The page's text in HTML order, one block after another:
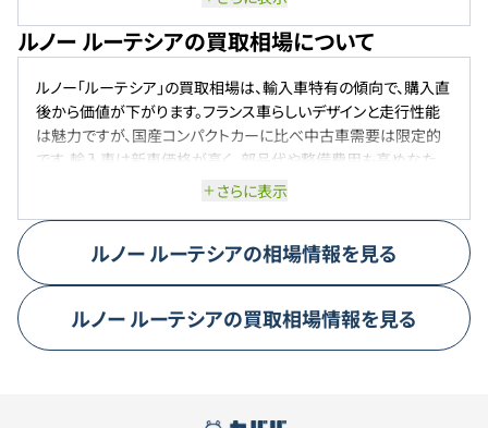
す。
ルノー ルーテシアの買取相場について
ルノー「ルーテシア」の買取相場は、輸入車特有の傾向で、購入直
後から価値が下がります。フランス車らしいデザインと走行性能
は魅力ですが、国産コンパクトカーに比べ中古車需要は限定的
です。輸入車は新車価格が高く、部品代や整備費用も高めなた
め、維持費が懸念され需要が広がりにくいです。ルーテシアも例
に大きく影響します。現行5代目ハイブリッド（E-TECH HYBRID）は
燃費向上で新たな需要があり、高年式・低走行で状態が良い個
体は安定した査定が期待できます。旧型やガソリンモデルは相場
は期待できません。あくまで年式と状態に見合った価値で取引さ
れます。結論として、ルーテシアは「高値が付きやすい車」ではあ
ィション維持と、ハイブリッドモデルであればそのアピールが査定
さらに表示
ルノールーテシアの相場情報を見る
ルノールーテシアの買取相場情報を見る